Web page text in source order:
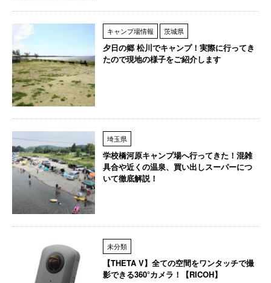
キャンプ場情報 茨城県
夕日の郷 松川でキャンプ！実際に行ってき
たので現地の様子をご紹介します
埼玉県
学校橋河原キャンプ場へ行ってきた！混雑
具合や近くの温泉、買い出しスーパーにつ
いて徹底解説！
未分類
【THETA V】全ての空間をワンタッチで撮
影できる360°カメラ！【RICOH】